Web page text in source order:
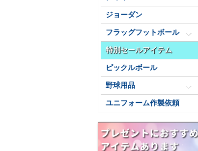
ジョーダン
フラッグフットボール
特別セールアイテム
ピックルボール
野球用品
ユニフォーム作製依頼